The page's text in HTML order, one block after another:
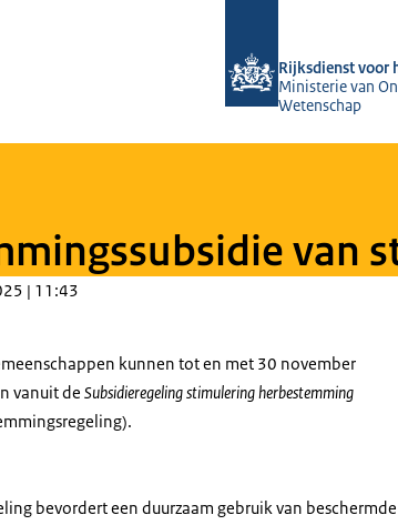
Rijksdienst voor
Ministerie van
Wetenschap
van
| 11:43
kunnen tot en met 30 november
vanuit de Subsidieregeling stimulering herbestemming
bevordert een duurzaam gebruik van